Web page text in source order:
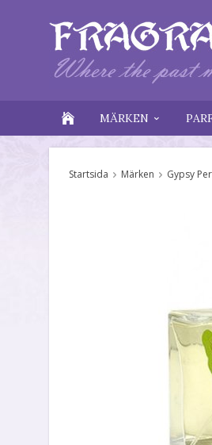
MÄRKEN
Startsida Märken Gypsy